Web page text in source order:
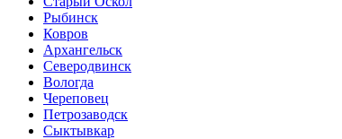
Рыбинск
Ковров
Архангельск
Северодвинск
Вологда
Череповец
Петрозаводск
Сыктывкар